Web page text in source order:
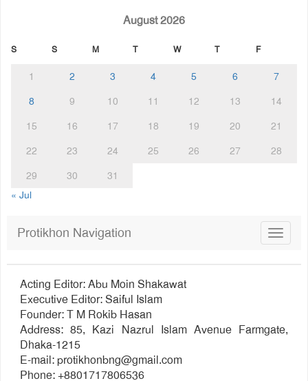
August 2026
S S M T W T F
1 2 3 4 5 6
7
8
9 10 11 12 13
14
15
16 17 18 19 20
21
22
23 24 25 26 27
28
29
30
31
« Jul
Toggle
Protikhon Navigation
Acting Editor: Abu Moin Shakawat
Executive Editor: Saiful Islam
Founder: T M Rokib Hasan
Address: 85, Kazi Nazrul Islam Avenue Farmgate,
Dhaka-1215
E-mail:protikhonbng@gmail.com
Phone: +8801717806536